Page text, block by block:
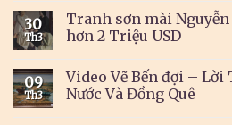
30
Th3
Tranh sơn mài
hơn 2 Triệu USD
09
Th3
Video Vẽ Bến đợi – Lời
Nước Và Đồng Quê